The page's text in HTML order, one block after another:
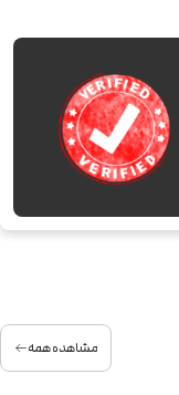
مشاهده همه